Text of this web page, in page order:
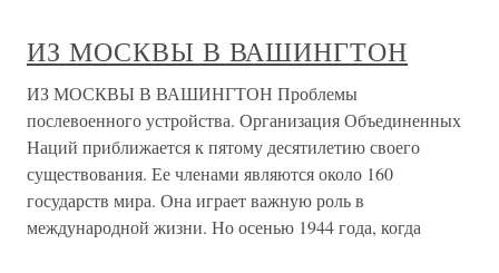
ИЗ МОСКВЫ В ВАШИНГТОН
ИЗ МОСКВЫ В ВАШИНГТОН Проблемы
послевоенного устройства. Организация Объединенных
Наций приближается к пятому десятилетию своего
существования. Ее членами являются около 160
государств мира. Она играет важную роль в
международной жизни. Но осенью 1944 года, когда